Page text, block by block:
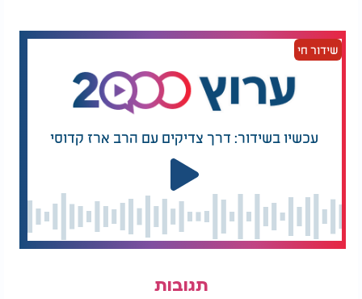
שידור חי
עכשיו בשידור: דרך צדיקים עם הרב ארז קדוסי
תגובות